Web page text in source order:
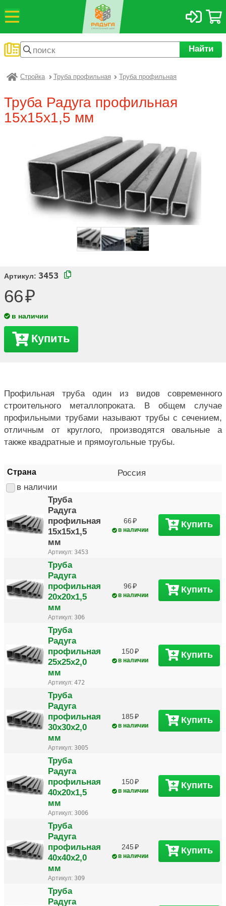
Найти
Радуга
Стройка Труба профильная Труба профильная
Труба Радуга профильная
15х15х1,5 мм
Артикул: 3453
66
в наличии
Купить
Страна Россия
Профильная труба один из видов современного
строительного металлопроката. В общем случае
профильными трубами называют трубы с сечением,
отличным от круглого, производятся овальные а
также квадратные и прямоугольные трубы.
в наличии
Труба
Радуга
профильная
15х15х1,5
мм
Артикул: 3453
66
в наличии
Купить
Труба
Радуга
профильная
20х20х1,5
мм
Артикул: 306
96
в наличии
Купить
Труба
Радуга
профильная
25х25х2,0
мм
Артикул: 472
150
в наличии
Купить
Труба
Радуга
профильная
30х30х2,0
мм
Артикул: 3005
185
в наличии
Купить
Труба
Радуга
профильная
40х20х1,5
мм
Артикул: 3006
150
в наличии
Купить
Труба
Радуга
профильная
40х40х2,0
мм
Артикул: 309
245
в наличии
Купить
Труба
Радуга